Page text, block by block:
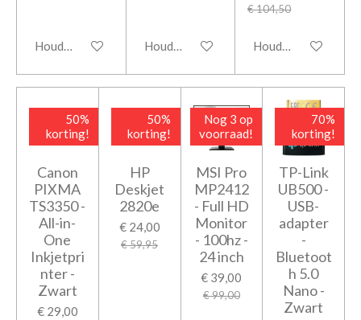
Houd mij op de hoogteHoud mij op de hoogte
€ 104,50
Houd mij op de
50%
korting!
Canon
PIXMA
TS3350 -
All-in-
One
Inkjetpri
nter -
Zwart
€ 29,00
50%
korting!
HP
Deskjet
2820e
€ 24,00
€ 59,95
Nog 3 op
voorraad!
MSI Pro
MP2412
- Full HD
Monitor
- 100hz -
24 inch
€ 39,00
€ 99,00
70%
korting!
TP-Link
UB500 -
USB-
adapter
-
Bluetoot
h 5.0
Nano -
Zwart